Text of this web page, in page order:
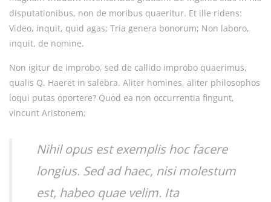
disputationibus, non de moribus quaeritur. Et ille ridens:
Video, inquit, quid agas; Tria genera bonorum; Non laboro,
inquit, de nomine.
Non igitur de improbo, sed de callido improbo quaerimus,
qualis Q. Haeret in salebra. Aliter homines, aliter philosophos
loqui putas oportere? Quod ea non occurrentia fingunt,
vincunt Aristonem;
Nihil opus est exemplis hoc facere
longius. Sed ad haec, nisi molestum
est, habeo quae velim. Ita